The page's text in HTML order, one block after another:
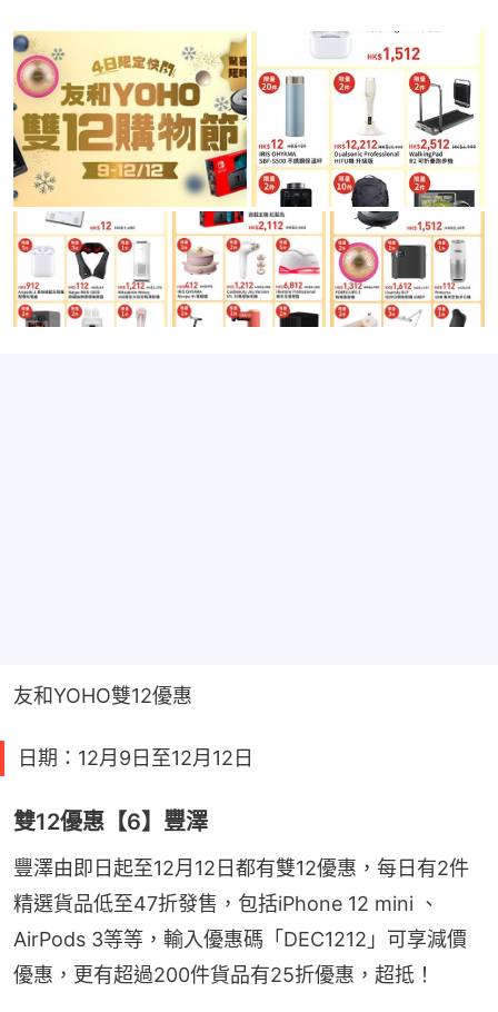
友和YOHO雙12優惠
日期：12月9日至12月12日
雙12優惠【6】豐澤
豐澤由即日起至12月12日都有雙12優惠，每日有2件
精選貨品低至47折發售，包括iPhone 12 mini 、
AirPods 3等等，輸入優惠碼「DEC1212」可享減價
優惠，更有超過200件貨品有25折優惠，超抵！